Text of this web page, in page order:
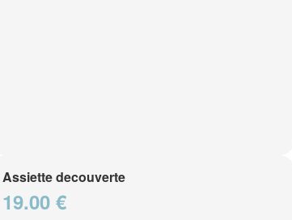
Assiette decouverte
19.00 €